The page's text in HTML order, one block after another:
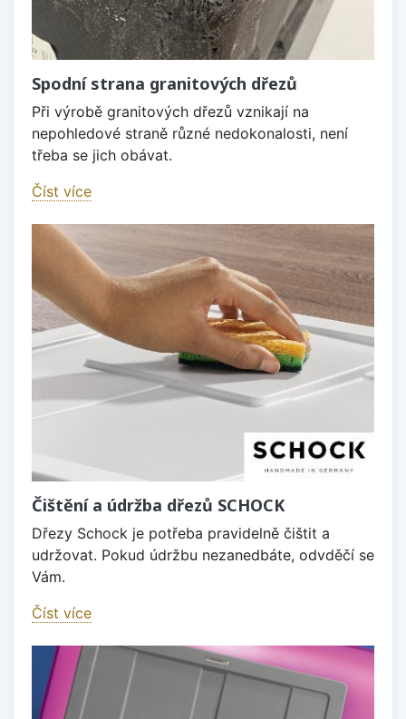
Spodní strana granitových dřezů
Při výrobě granitových dřezů vznikají na
nepohledové straně různé nedokonalosti, není
třeba se jich obávat.
Číst více
Čištění a údržba dřezů SCHOCK
Dřezy Schock je potřeba pravidelně čištit a
udržovat. Pokud údržbu nezanedbáte, odvděčí se
Vám.
Číst více